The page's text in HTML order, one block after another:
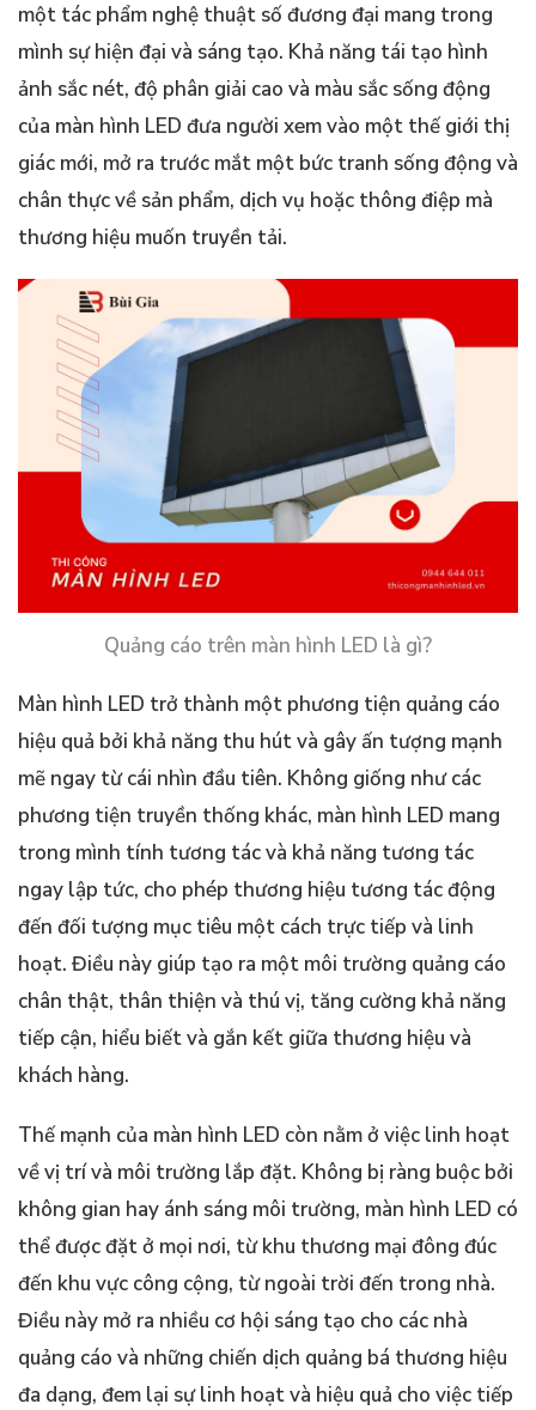
một tác phẩm nghệ thuật số đương đại mang trong
mình sự hiện đại và sáng tạo. Khả năng tái tạo hình
ảnh sắc nét, độ phân giải cao và màu sắc sống động
của màn hình LED đưa người xem vào một thế giới thị
giác mới, mở ra trước mắt một bức tranh sống động và
chân thực về sản phẩm, dịch vụ hoặc thông điệp mà
thương hiệu muốn truyền tải.
Quảng cáo trên màn hình LED là gì?
Màn hình LED trở thành một phương tiện quảng cáo
hiệu quả bởi khả năng thu hút và gây ấn tượng mạnh
mẽ ngay từ cái nhìn đầu tiên. Không giống như các
phương tiện truyền thống khác, màn hình LED mang
trong mình tính tương tác và khả năng tương tác
ngay lập tức, cho phép thương hiệu tương tác động
đến đối tượng mục tiêu một cách trực tiếp và linh
hoạt. Điều này giúp tạo ra một môi trường quảng cáo
chân thật, thân thiện và thú vị, tăng cường khả năng
tiếp cận, hiểu biết và gắn kết giữa thương hiệu và
khách hàng.
Thế mạnh của màn hình LED còn nằm ở việc linh hoạt
về vị trí và môi trường lắp đặt. Không bị ràng buộc bởi
không gian hay ánh sáng môi trường, màn hình LED có
thể được đặt ở mọi nơi, từ khu thương mại đông đúc
đến khu vực công cộng, từ ngoài trời đến trong nhà.
Điều này mở ra nhiều cơ hội sáng tạo cho các nhà
quảng cáo và những chiến dịch quảng bá thương hiệu
đa dạng, đem lại sự linh hoạt và hiệu quả cho việc tiếp